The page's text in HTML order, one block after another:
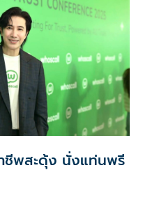
ชีพสะดุ้ง นั่งแท่นพรี